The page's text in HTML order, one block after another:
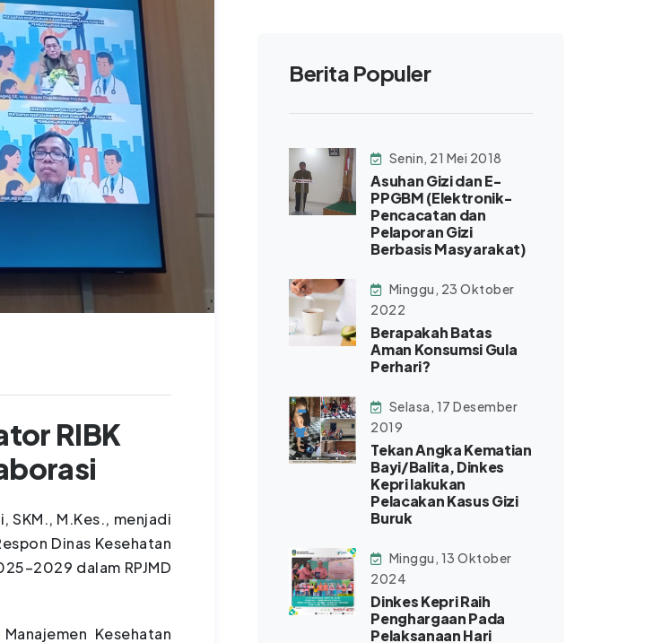
RIBK
SKM., M.Kes., menjadi
Dinas Kesehatan
dalam RPJMD
Kesehatan
Berita Populer
Senin, 21 Mei 2018
Asuhan Gizi dan E-
PPGBM (Elektronik-
Pencacatan dan
Pelaporan Gizi
Berbasis Masyarakat)
Minggu, 23 Oktober
2022
Berapakah Batas
Aman Konsumsi Gula
Perhari?
Selasa, 17 Desember
2019
Tekan Angka Kematian
Bayi/Balita, Dinkes
Kepri lakukan
Pelacakan Kasus Gizi
Buruk
Minggu, 13 Oktober
2024
Dinkes Kepri Raih
Penghargaan Pada
Pelaksanaan Hari